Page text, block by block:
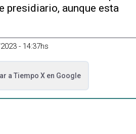
presidiario, aunque esta
- 14:37hs
a Tiempo Xen Google
pestaña